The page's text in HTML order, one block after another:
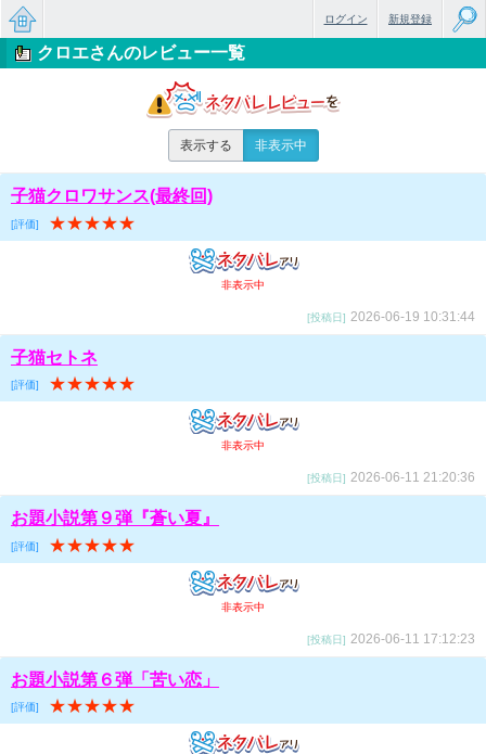
無料で
新規登録
ログイン
クロエさんのレビュー一覧
表示する 非表示中
子猫クロワサンス(最終回)
[評価] ★★★★★
非表示中
[投稿日] 2026-06-19 10:31:44
子猫セトネ
[評価] ★★★★★
非表示中
[投稿日] 2026-06-11 21:20:36
お題小説第９弾『蒼い夏』
[評価] ★★★★★
非表示中
[投稿日] 2026-06-11 17:12:23
お題小説第６弾「苦い恋」
[評価] ★★★★★